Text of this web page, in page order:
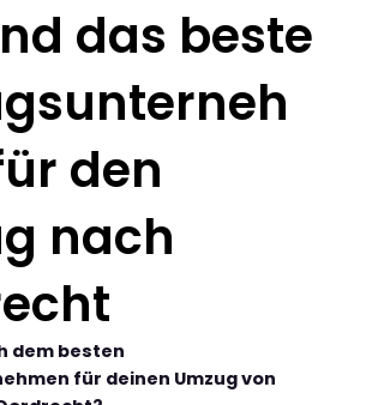
das beste
den
nach
dem besten
für deinen Umzug von